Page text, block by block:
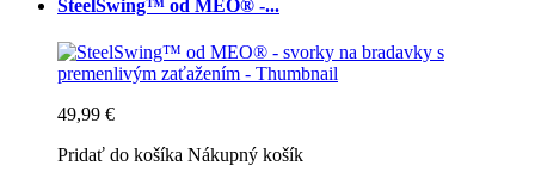
SteelSwing™ od MEO® -...
49,99 €
Pridať do košíka Nákupný košík